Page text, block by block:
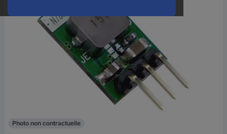
Photo non contractuelle